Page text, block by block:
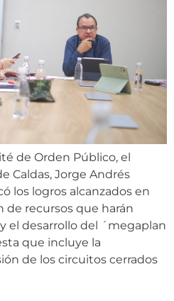
de Orden Público, el
Caldas, Jorge Andrés
los logros alcanzados en
de recursos que harán
el desarrollo del ´megaplan
que incluye la
de los circuitos cerrados